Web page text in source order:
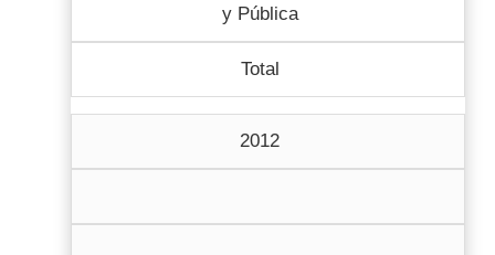
y Pública
Total
2012